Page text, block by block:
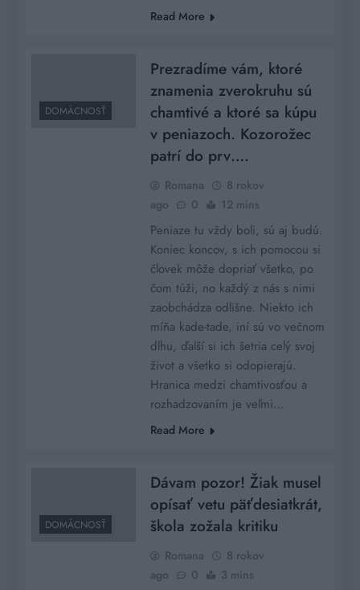
Read More
DOMÁCNOSŤ
Prezradíme vám, ktoré
znamenia zverokruhu sú
chamtivé a ktoré sa kúpu
v peniazoch. Kozorožec
patrí do prv….
Romana
8 rokov
ago
0 12 mins
Peniaze tu vždy boli, sú aj budú.
Koniec koncov, s ich pomocou si
človek môže dopriať všetko, po
čom túži, no každý z nás s nimi
zaobchádza odlišne. Niekto ich
míňa kade-tade, iní sú vo večnom
dlhu, ďalší si ich šetria celý svoj
život a všetko si odopierajú.
Hranica medzi chamtivosťou a
rozhadzovaním je veľmi…
Read More
DOMÁCNOSŤ
Dávam pozor! Žiak musel
opísať vetu päťdesiatkrát,
škola zožala kritiku
Romana
8 rokov
ago
0 3 mins